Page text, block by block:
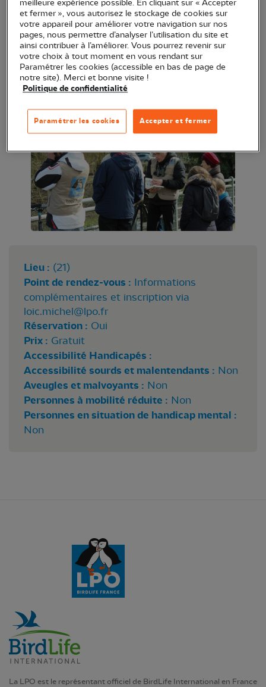
milans royaux. La LPO appelle les bénévoles pour
aider à contrôler la présence et à dénombrer les
milans sur des secteurs préalablement identifiés et
d'autres secteurs favorables.
Informations complémentaires et inscription via
loic.michel@lpo.fr
Lieu : (21)
Point de rendez-vous : Informations
complémentaires et inscription via
loic.michel@lpo.fr
Réservation : Oui
Prix : Gratuit
Accessibilité Handicapés :
Accessibilité sourds et malentendants : Non
Aveugles et malvoyants : Non
Personnes à mobilité réduite : Non
Personnes en situation de handicap mental :
Non
La LPO est le représentant officiel de BirdLife International en France
meilleure expérience possible. En cliquant sur « Accepter
et fermer », vous autorisez le stockage de cookies sur
votre appareil pour améliorer votre navigation sur nos
pages, nous permettre d’analyser l’utilisation du site et
ainsi contribuer à l’améliorer. Vous pourrez revenir sur
votre choix à tout moment en vous rendant sur
Paramétrer les cookies (accessible en bas de page de
notre site). Merci et bonne visite !
Politique de confidentialité
Accepter et fermer
Paramétrer les cookies